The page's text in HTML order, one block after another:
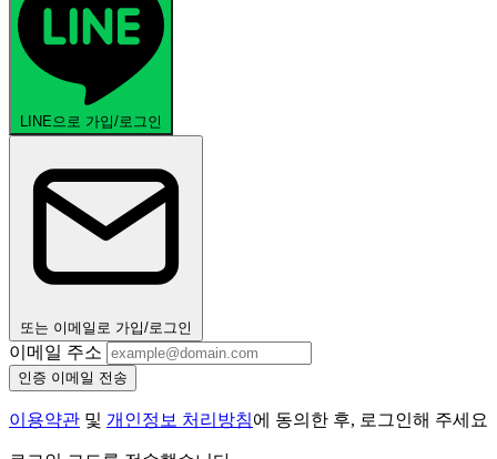
LINE으로 가입/로그인
또는 이메일로 가입/로그인
이메일 주소
인증 이메일 전송
이용약관 및 개인정보 처리방침에 동의한 후, 로그인해 주세요